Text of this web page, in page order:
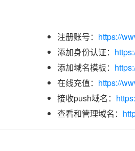
注册账号： https://
添加身份认证：
添加域名模板：
在线充值： https://
接收push域名：
查看和管理域名：